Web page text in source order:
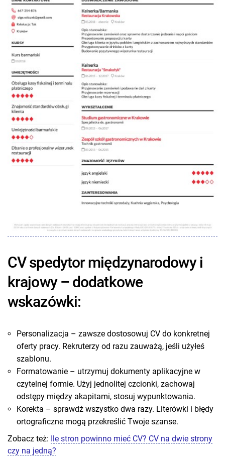
CV spedytor międzynarodowy i
krajowy – dodatkowe
wskazówki:
Personalizacja – zawsze dostosowuj CV do konkretnej
oferty pracy. Rekruterzy od razu zauważą, jeśli użyłeś
szablonu.
Formatowanie – utrzymuj dokumenty aplikacyjne w
czytelnej formie. Użyj jednolitej czcionki, zachowaj
odstępy między akapitami, stosuj wypunktowania.
Korekta – sprawdź wszystko dwa razy. Literówki i błędy
ortograficzne mogą przekreślić Twoje szanse.
Zobacz też:
Ile stron powinno mieć CV? CV na dwie strony
czy na jedną?